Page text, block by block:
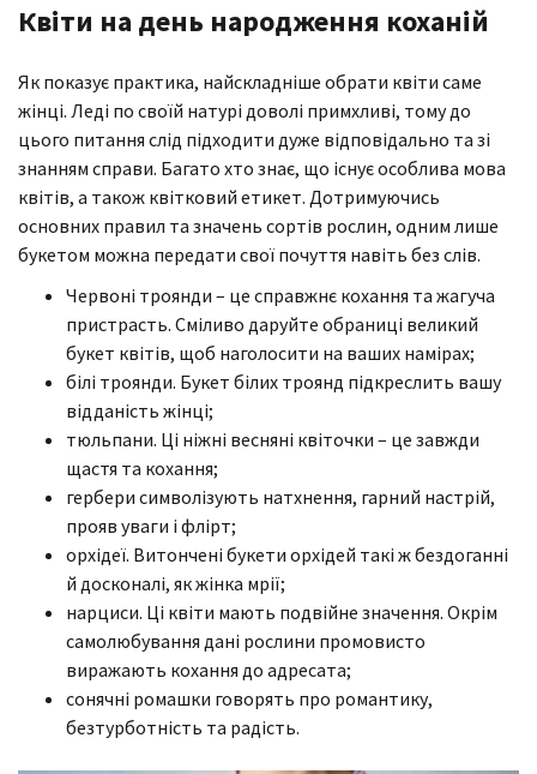
Квіти на день народження коханій
Як показує практика, найскладніше обрати квіти саме
жінці. Леді по своїй натурі доволі примхливі, тому до
цього питання слід підходити дуже відповідально та зі
знанням справи. Багато хто знає, що існує особлива мова
квітів, а також квітковий етикет. Дотримуючись
основних правил та значень сортів рослин, одним лише
букетом можна передати свої почуття навіть без слів.
Червоні троянди – це справжнє кохання та жагуча
пристрасть. Сміливо даруйте обраниці великий
букет квітів, щоб наголосити на ваших намірах;
білі троянди. Букет білих троянд підкреслить вашу
відданість жінці;
тюльпани. Ці ніжні весняні квіточки – це завжди
щастя та кохання;
гербери символізують натхнення, гарний настрій,
прояв уваги і флірт;
орхідеї. Витончені букети орхідей такі ж бездоганні
й досконалі, як жінка мрії;
нарциси. Ці квіти мають подвійне значення. Окрім
самолюбування дані рослини промовисто
виражають кохання до адресата;
сонячні ромашки говорять про романтику,
безтурботність та радість.